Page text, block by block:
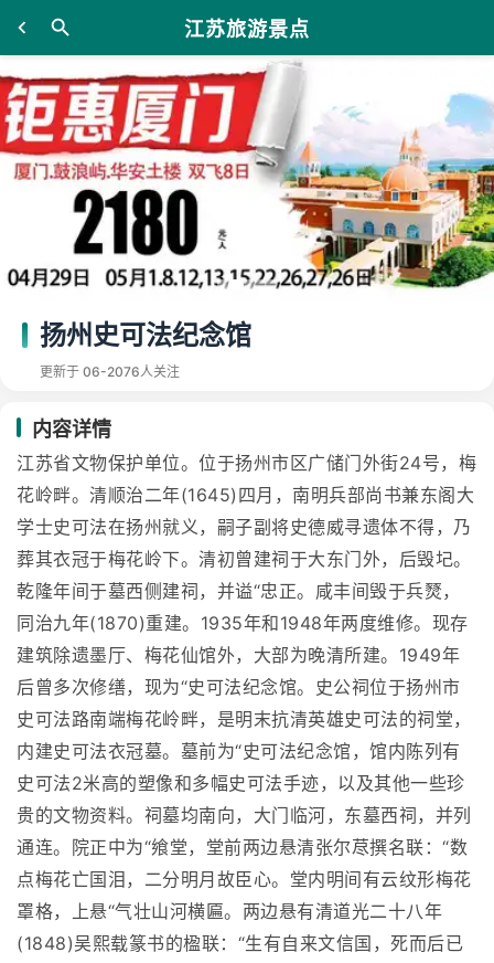
江苏旅游景点
扬州史可法纪念馆
更新于 06-2076人关注
内容详情
江苏省文物保护单位。位于扬州市区广储门外街24号，梅
花岭畔。清顺治二年(1645)四月，南明兵部尚书兼东阁大
学士史可法在扬州就义，嗣子副将史德威寻遗体不得，乃
葬其衣冠于梅花岭下。清初曾建祠于大东门外，后毁圮。
乾隆年间于墓西侧建祠，并谥“忠正。咸丰间毁于兵燹，
同治九年(1870)重建。1935年和1948年两度维修。现存
建筑除遗墨厅、梅花仙馆外，大部为晚清所建。1949年
后曾多次修缮，现为“史可法纪念馆。史公祠位于扬州市
史可法路南端梅花岭畔，是明末抗清英雄史可法的祠堂，
内建史可法衣冠墓。墓前为“史可法纪念馆，馆内陈列有
史可法2米高的塑像和多幅史可法手迹，以及其他一些珍
贵的文物资料。祠墓均南向，大门临河，东墓西祠，并列
通连。院正中为“飨堂，堂前两边悬清张尔荩撰名联：“数
点梅花亡国泪，二分明月故臣心。堂内明间有云纹形梅花
罩格，上悬“气壮山河横匾。两边悬有清道光二十八年
(1848)吴熙载篆书的楹联：“生有自来文信国，死而后已